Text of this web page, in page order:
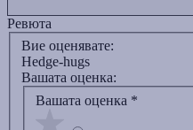
Ревюта
Вие оценявате:
Hedge-hugs
Вашата оценка:
Вашата оценка *